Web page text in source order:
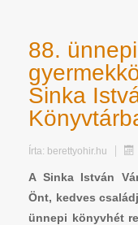
88.
Sinka
Írta: berettyohir.hu
A Sinka István
Önt, kedves
ünnepi könyvhét